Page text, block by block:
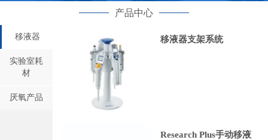
产品中心
移液器
实验室耗
材
厌氧产品
移液器支架系统
Research Plus手动移液